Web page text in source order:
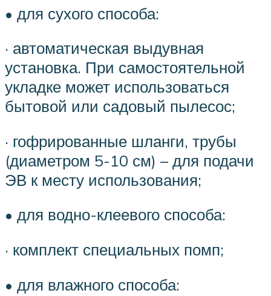
• для сухого способа:
· автоматическая выдувная
установка. При самостоятельной
укладке может использоваться
бытовой или садовый пылесос;
· гофрированные шланги, трубы
(диаметром 5-10 см) – для подачи
ЭВ к месту использования;
• для водно-клеевого способа:
· комплект специальных помп;
• для влажного способа: